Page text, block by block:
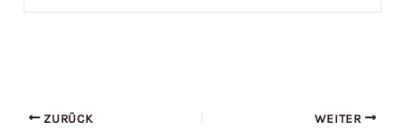
ZURÜCK WEITER